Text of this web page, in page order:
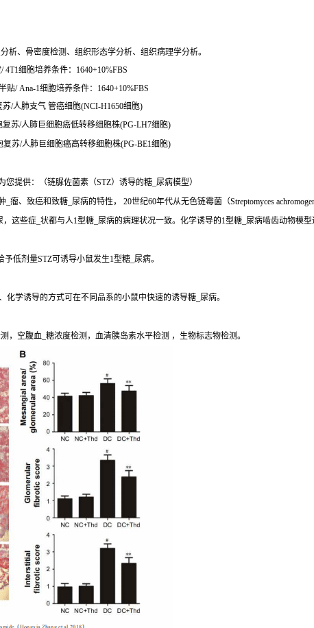
、骨密度检测、组织形态学分析、组织病理学分析。
细胞培养条件：1640+10%FBS
/ Ana-1细胞培养条件：1640+10%FBS
/人肺支气 管癌细胞(NCI-H1650细胞)
苏/人肺巨细胞癌低转移细胞株(PG-LH7细胞)
苏/人肺巨细胞癌高转移细胞株(PG-BE1细胞)
您提供：（链脲佐菌素（STZ）诱导的糖_尿病模型）
瘤、致癌和致糖_尿病的特性， 20世纪60年代从无色链霉菌（Streptomyces
这些症_状都与人1型糖_尿病的病理状况一致。化学诱导的1型糖_尿病啮齿动物模
低剂量STZ可诱导小鼠发生1型糖_尿病。
学诱导的方式可在不同品系的小鼠中快速的诱导糖_尿病。
空腹血_糖浓度检测，血清胰岛素水平检测 ，生物标志物检测。